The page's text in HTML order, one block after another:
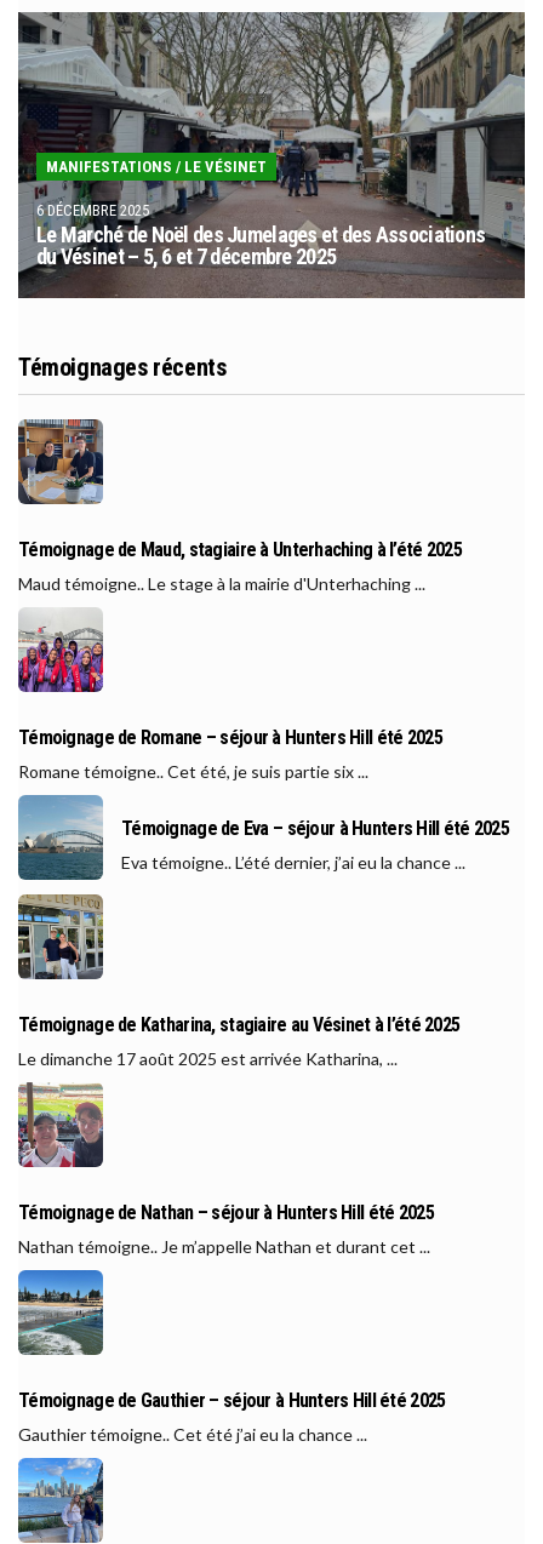
MANIFESTATIONS / LE VÉSINET
6 DÉCEMBRE 2025
Le Marché de Noël des Jumelages et des Associations
du Vésinet – 5, 6 et 7 décembre 2025
Témoignages récents
Témoignage de Maud, stagiaire à Unterhaching à l’été 2025
Maud témoigne.. Le stage à la mairie d'Unterhaching ...
Témoignage de Romane – séjour à Hunters Hill été 2025
Romane témoigne.. Cet été, je suis partie six ...
Témoignage de Eva – séjour à Hunters Hill été 2025
Eva témoigne.. L’été dernier, j’ai eu la chance ...
Témoignage de Katharina, stagiaire au Vésinet à l’été 2025
Le dimanche 17 août 2025 est arrivée Katharina, ...
Témoignage de Nathan – séjour à Hunters Hill été 2025
Nathan témoigne.. Je m’appelle Nathan et durant cet ...
Témoignage de Gauthier – séjour à Hunters Hill été 2025
Gauthier témoigne.. Cet été j’ai eu la chance ...